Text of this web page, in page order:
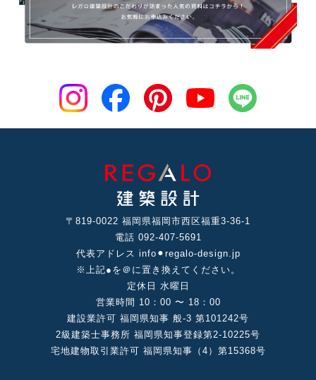
〒819-0022 福岡県福岡市⻄区福重3-36-1
電話 092-407-5691
代表アドレス info⚫︎regalo-design.jp
※上記●を＠に置き換えてください。
定休⽇ ⽔曜⽇
営業時間 10：00 〜 18：00
建設業許可 福岡県知事 般-3 第101242号
2級建築⼠事務所 福岡県知事登録第2-10225号
宅地建物取引業許可 福岡県知事（4）第15368号